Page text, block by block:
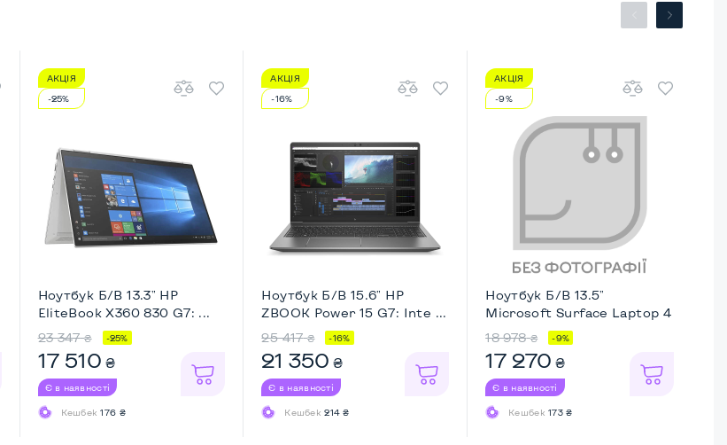
АКЦІЯ
-25%
Ноутбук Б/В 13.3" HP
EliteBook X360 830 G7: ...
23 347 ₴ -25%
17 510 ₴
Є в наявності
Кешбек176 ₴
АКЦІЯ
-16%
Ноутбук Б/В 15.6" HP
ZBOOK Power 15 G7: Inte ...
25 417 ₴ -16%
21 350 ₴
Є в наявності
Кешбек214 ₴
АКЦІЯ
-9%
Ноутбук Б/В 13.5"
Microsoft Surface Laptop 4
...
18 978 ₴ -9%
17 270 ₴
Є в наявності
Кешбек173 ₴